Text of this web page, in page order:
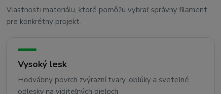
Vlastnosti materiálu, ktoré pomôžu vybrať správny filament
pre konkrétny projekt.
Vysoký lesk
Hodvábny povrch zvýrazní tvary, oblúky a svetelné
odlesky na viditeľných dieloch.